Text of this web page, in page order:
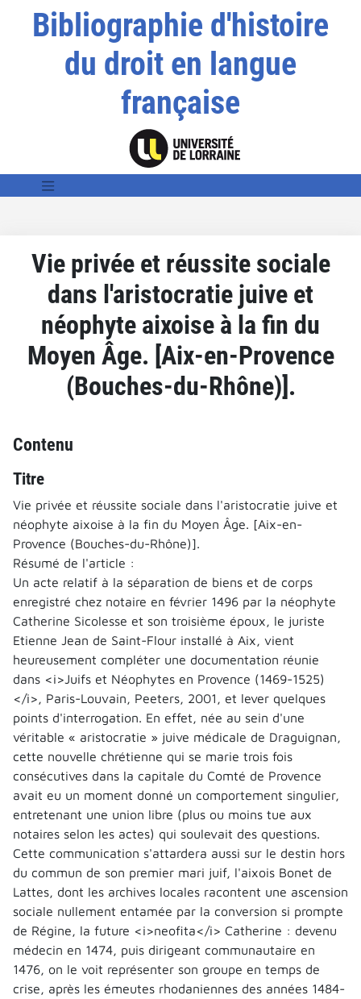
Bibliographie d'histoire
du droit en langue
française
Vie privée et réussite sociale
dans l'aristocratie juive et
néophyte aixoise à la fin du
Moyen Âge. [Aix-en-Provence
(Bouches-du-Rhône)].
Contenu
Titre
Vie privée et réussite sociale dans l'aristocratie juive et
néophyte aixoise à la fin du Moyen Âge. [Aix-en-
Provence (Bouches-du-Rhône)].
Résumé de l'article :
Un acte relatif à la séparation de biens et de corps
enregistré chez notaire en février 1496 par la néophyte
Catherine Sicolesse et son troisième époux, le juriste
Etienne Jean de Saint-Flour installé à Aix, vient
heureusement compléter une documentation réunie
dans <i>Juifs et Néophytes en Provence (1469-1525)
</i>, Paris-Louvain, Peeters, 2001, et lever quelques
points d'interrogation. En effet, née au sein d'une
véritable « aristocratie » juive médicale de Draguignan,
cette nouvelle chrétienne qui se marie trois fois
consécutives dans la capitale du Comté de Provence
avait eu un moment donné un comportement singulier,
entretenant une union libre (plus ou moins tue aux
notaires selon les actes) qui soulevait des questions.
Cette communication s'attardera aussi sur le destin hors
du commun de son premier mari juif, l'aixois Bonet de
Lattes, dont les archives locales racontent une ascension
sociale nullement entamée par la conversion si prompte
de Régine, la future <i>neofita</i> Catherine : devenu
médecin en 1474, puis dirigeant communautaire en
1476, on le voit représenter son groupe en temps de
crise, après les émeutes rhodaniennes des années 1484-